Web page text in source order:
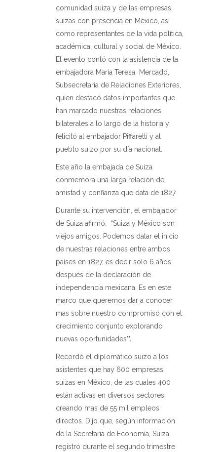
comunidad suiza y de las empresas
suizas con presencia en México, así
como representantes de la vida política,
académica, cultural y social de México.
El evento contó con la asistencia de la
embajadora Maria Teresa Mercado,
Subsecretaria de Relaciones Exteriores,
quien destacó datos importantes que
han marcado nuestras relaciones
bilaterales a lo largo de la historia y
felicitó al embajador Piffaretti y al
pueblo suizo por su día nacional.
Este año la embajada de Suiza
conmemora una larga relación de
amistad y confianza que data de 1827.
Durante su intervención, el embajador
de Suiza afirmó: “Suiza y México son
viejos amigos. Podemos datar el inicio
de nuestras relaciones entre ambos
países en 1827, es decir solo 6 años
después de la declaración de
independencia mexicana. Es en este
marco que queremos dar a conocer
mas sobre nuestro compromiso con el
crecimiento conjunto explorando
nuevas oportunidades”.
Recordó el diplomático suizo a los
asistentes que hay 600 empresas
suizas en México, de las cuales 400
están activas en diversos sectores
creando mas de 55 mil empleos
directos. Dijo que, según información
de la Secretaria de Economía, Suiza
registró durante el segundo trimestre